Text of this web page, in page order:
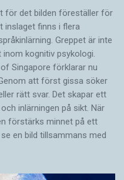
för det bilden föreställer för
inslaget finns i flera
Greppet är inte
kognitiv psykologi.
Singa­pore förklarar nu
att först gissa ­söker
rätt svar. Det skapar ett
inlärningen på sikt. När
förstärks minnet på ett
en bild tillsammans med